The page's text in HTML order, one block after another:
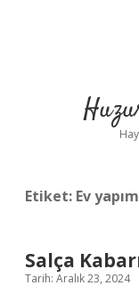
Etiket: Ev
Salça
Tarih: Aralık 23, 2024